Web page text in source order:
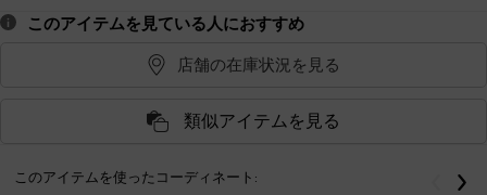
このアイテムを見ている人におすすめ
店舗の在庫状況を見る
類似アイテムを見る
このアイテムを使ったコーディネート: 戻る